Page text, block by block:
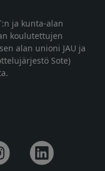
ja kunta-alan
koulutettujen
alan unioni JAU ja
Sote)